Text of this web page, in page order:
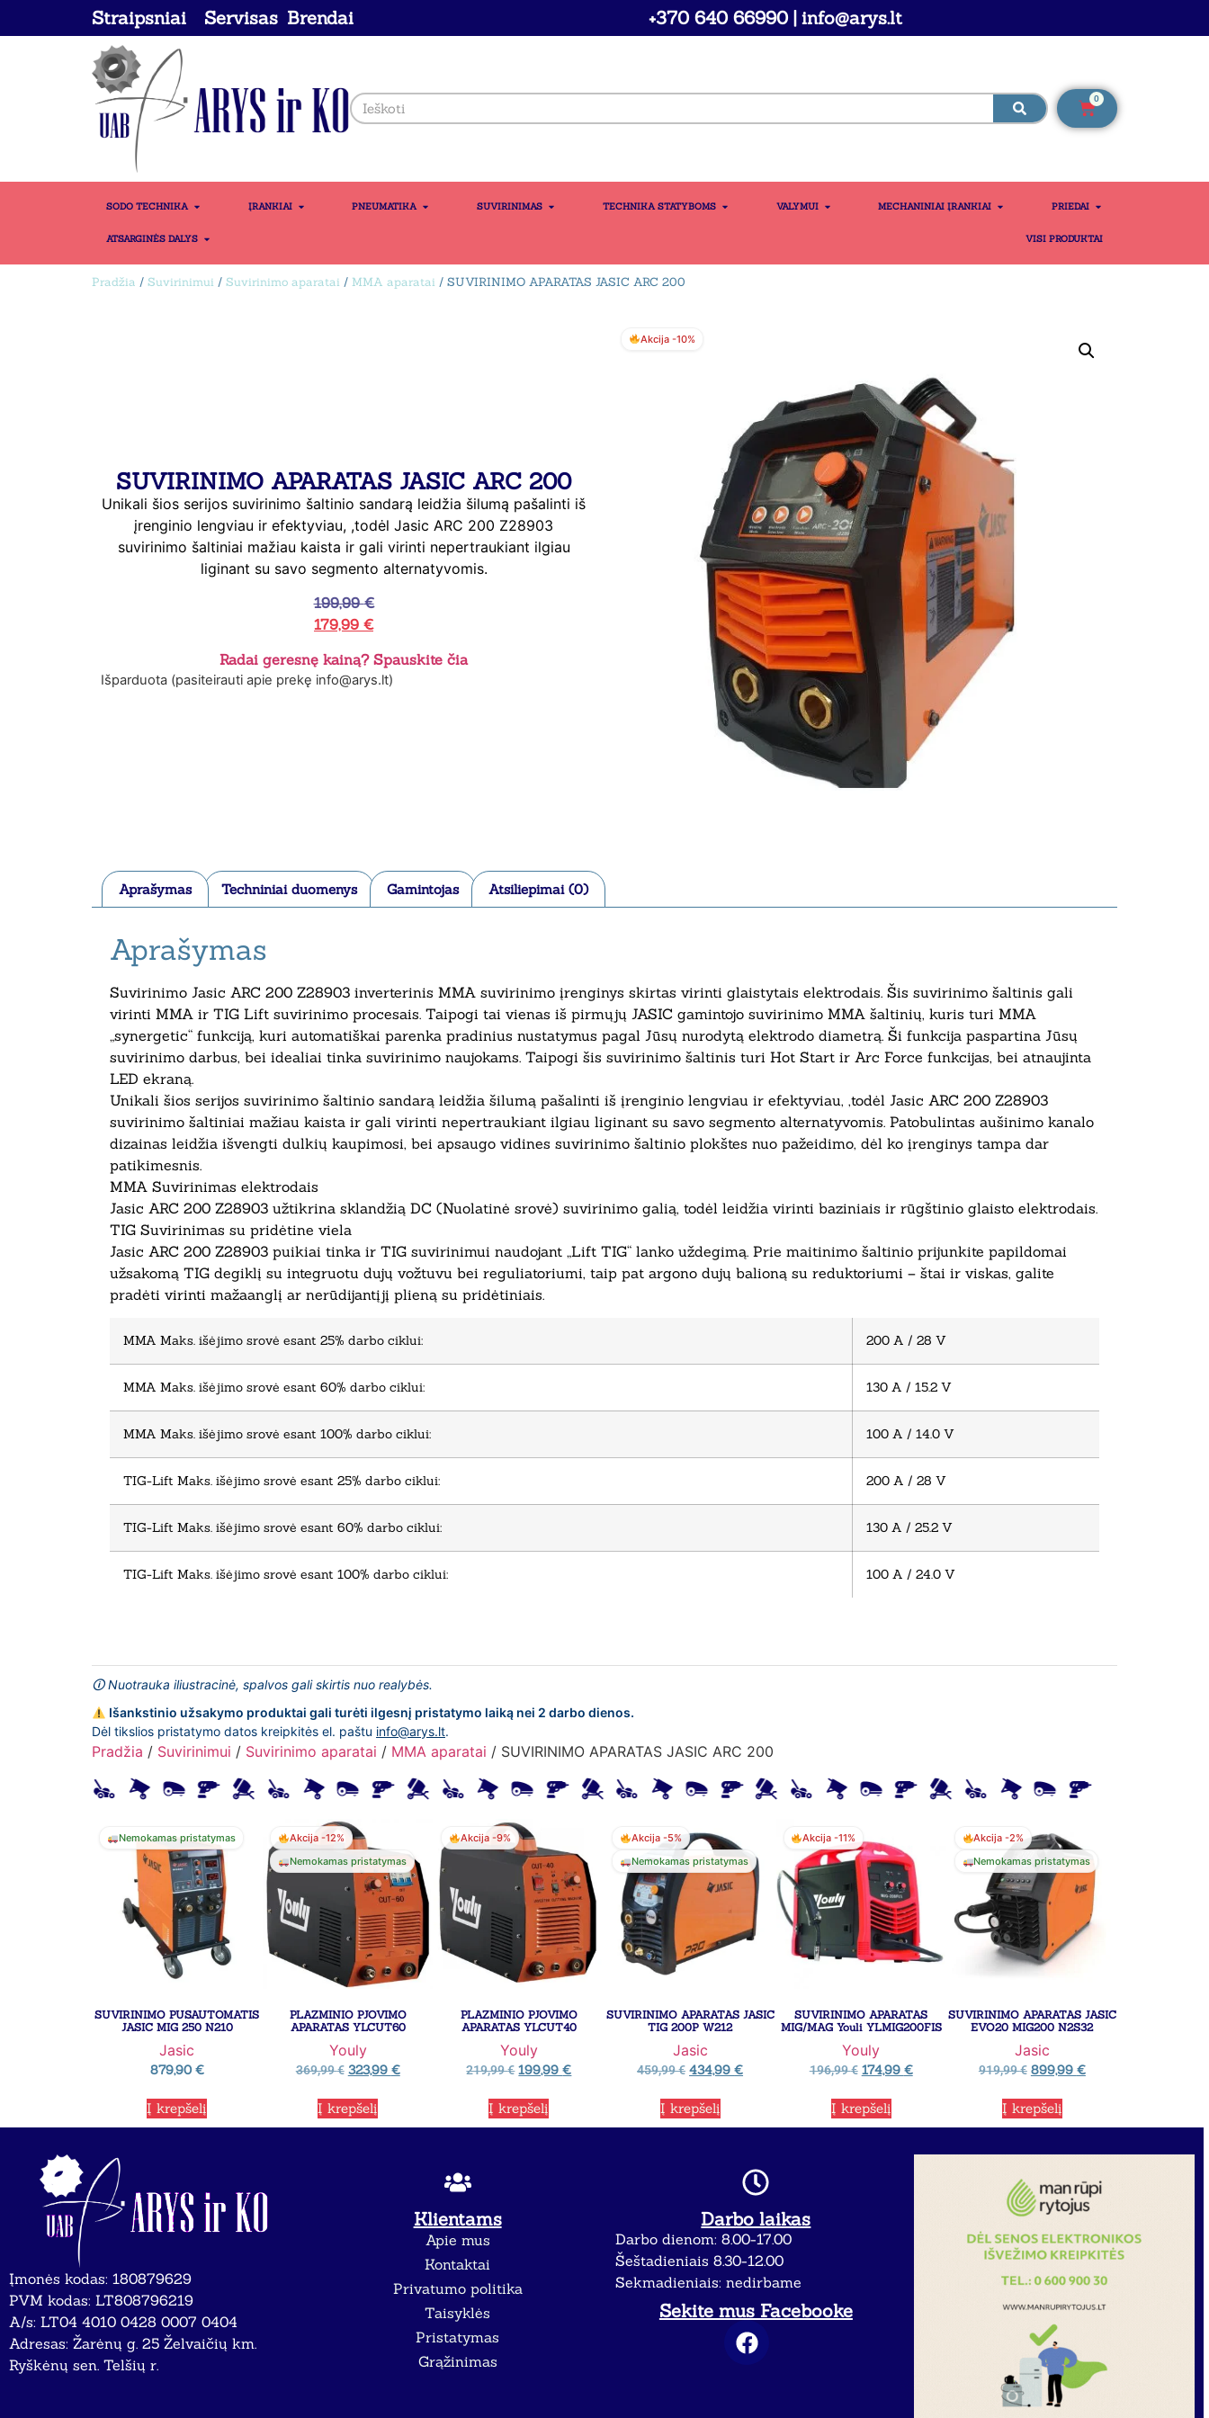
Straipsniai Servisas Brendai +370 640 66990 | info@arys.lt
0
SODO TECHNIKA ĮRANKIAI PNEUMATIKA SUVIRINIMAS TECHNIKA STATYBOMS VALYMUI MECHANINIAI ĮRANKIAI PRIEDAI
ATSARGINĖS DALYS VISI PRODUKTAI
Pradžia / Suvirinimui / Suvirinimo aparatai / MMA aparatai / SUVIRINIMO APARATAS JASIC ARC 200
SUVIRINIMO APARATAS JASIC ARC 200
Unikali šios serijos suvirinimo šaltinio sandarą leidžia šilumą pašalinti iš
įrenginio lengviau ir efektyviau, ,todėl Jasic ARC 200 Z28903
suvirinimo šaltiniai mažiau kaista ir gali virinti nepertraukiant ilgiau
liginant su savo segmento alternatyvomis.
199,99€
179,99 €
Radai geresnę kainą? Spauskite čia
Išparduota (pasiteirauti apie prekę info@arys.lt)
Akcija -10%
Aprašymas Techniniai duomenys Gamintojas Atsiliepimai (0)
Aprašymas
Suvirinimo Jasic ARC 200 Z28903 inverterinis MMA suvirinimo įrenginys skirtas virinti glaistytais elektrodais. Šis suvirinimo šaltinis gali
virinti MMA ir TIG Lift suvirinimo procesais. Taipogi tai vienas iš pirmųjų JASIC gamintojo suvirinimo MMA šaltinių, kuris turi MMA
„synergetic“ funkciją, kuri automatiškai parenka pradinius nustatymus pagal Jūsų nurodytą elektrodo diametrą. Ši funkcija paspartina Jūsų
suvirinimo darbus, bei idealiai tinka suvirinimo naujokams. Taipogi šis suvirinimo šaltinis turi Hot Start ir Arc Force funkcijas, bei atnaujinta
LED ekraną.
Unikali šios serijos suvirinimo šaltinio sandarą leidžia šilumą pašalinti iš įrenginio lengviau ir efektyviau, ,todėl Jasic ARC 200 Z28903
suvirinimo šaltiniai mažiau kaista ir gali virinti nepertraukiant ilgiau liginant su savo segmento alternatyvomis. Patobulintas aušinimo kanalo
dizainas leidžia išvengti dulkių kaupimosi, bei apsaugo vidines suvirinimo šaltinio plokštes nuo pažeidimo, dėl ko įrenginys tampa dar
patikimesnis.
MMA Suvirinimas elektrodais
Jasic ARC 200 Z28903 užtikrina sklandžią DC (Nuolatinė srovė) suvirinimo galią, todėl leidžia virinti baziniais ir rūgštinio glaisto elektrodais.
TIG Suvirinimas su pridėtine viela
Jasic ARC 200 Z28903 puikiai tinka ir TIG suvirinimui naudojant „Lift TIG“ lanko uždegimą. Prie maitinimo šaltinio prijunkite papildomai
užsakomą TIG degiklį su integruotu dujų vožtuvu bei reguliatoriumi, taip pat argono dujų balioną su reduktoriumi – štai ir viskas, galite
pradėti virinti mažaanglį ar nerūdijantįjį plieną su pridėtiniais.
MMA Maks. išėjimo srovė esant 25% darbo ciklui: 200 A / 28 V
MMA Maks. išėjimo srovė esant 60% darbo ciklui: 130 A / 15.2 V
MMA Maks. išėjimo srovė esant 100% darbo ciklui: 100 A / 14.0 V
TIG-Lift Maks. išėjimo srovė esant 25% darbo ciklui: 200 A / 28 V
TIG-Lift Maks. išėjimo srovė esant 60% darbo ciklui: 130 A / 25.2 V
TIG-Lift Maks. išėjimo srovė esant 100% darbo ciklui: 100 A / 24.0 V
🛈 Nuotrauka iliustracinė, spalvos gali skirtis nuo realybės.
Išankstinio užsakymo produktai gali turėti ilgesnį pristatymo laiką nei 2 darbo dienos.
Dėl tikslios pristatymo datos kreipkitės el. paštu info@arys.lt.
Pradžia / Suvirinimui / Suvirinimo aparatai / MMA aparatai / SUVIRINIMO APARATAS JASIC ARC 200
Nemokamas pristatymas
SUVIRINIMO PUSAUTOMATIS
JASIC MIG 250 N210
Jasic
879,90€
Į krepšelį
Akcija -12%
Nemokamas pristatymas
PLAZMINIO PJOVIMO
APARATAS YLCUT60
Youly
369,99€ 323,99 €
Į krepšelį
Akcija -9%
PLAZMINIO PJOVIMO
APARATAS YLCUT40
Youly
219,99€ 199,99€
Į krepšelį
Akcija -5%
Nemokamas pristatymas
SUVIRINIMO APARATAS JASIC
TIG 200P W212
Jasic
459,99€ 434,99€
Į krepšelį
Akcija -11%
SUVIRINIMO APARATAS
MIG/MAG Youli YLMIG200FIS
Youly
196,99€ 174,99 €
Į krepšelį
Akcija -2%
Nemokamas pristatymas
SUVIRINIMO APARATAS JASIC
EVO20 MIG200 N2S32
Jasic
919,99€ 899,99 €
Į krepšelį
Įmonės kodas: 180879629
PVM kodas: LT808796219
A/s: LT04 4010 0428 0007 0404
Adresas: Žarėnų g. 25 Želvaičių km.
Ryškėnų sen. Telšių r.
Klientams
Apie mus
Kontaktai
Privatumo politika
Taisyklės
Pristatymas
Grąžinimas
Darbo laikas
Darbo dienom: 8.00-17.00
Šeštadieniais 8.30-12.00
Sekmadieniais: nedirbame
Sekite mus Facebooke